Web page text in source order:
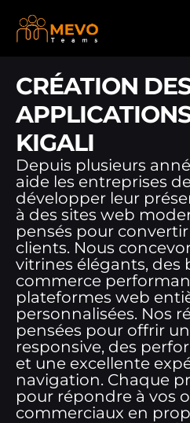
CRÉATION
KIGALI
Depuis plusieurs
aide les entreprises
développer leur
à des sites web
pensés pour
clients. Nous
vitrines élégants, des
commerce
plateformes web
personnalisées. Nos
pensées pour offrir
responsive, des
et une excellente
navigation. Chaque
pour répondre à vos
commerciaux en